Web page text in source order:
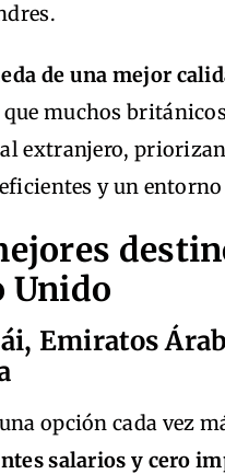
de una mejor
que muchos
extranjero,
y un
Unido
Emiratos
opción cada vez
salarios y cero